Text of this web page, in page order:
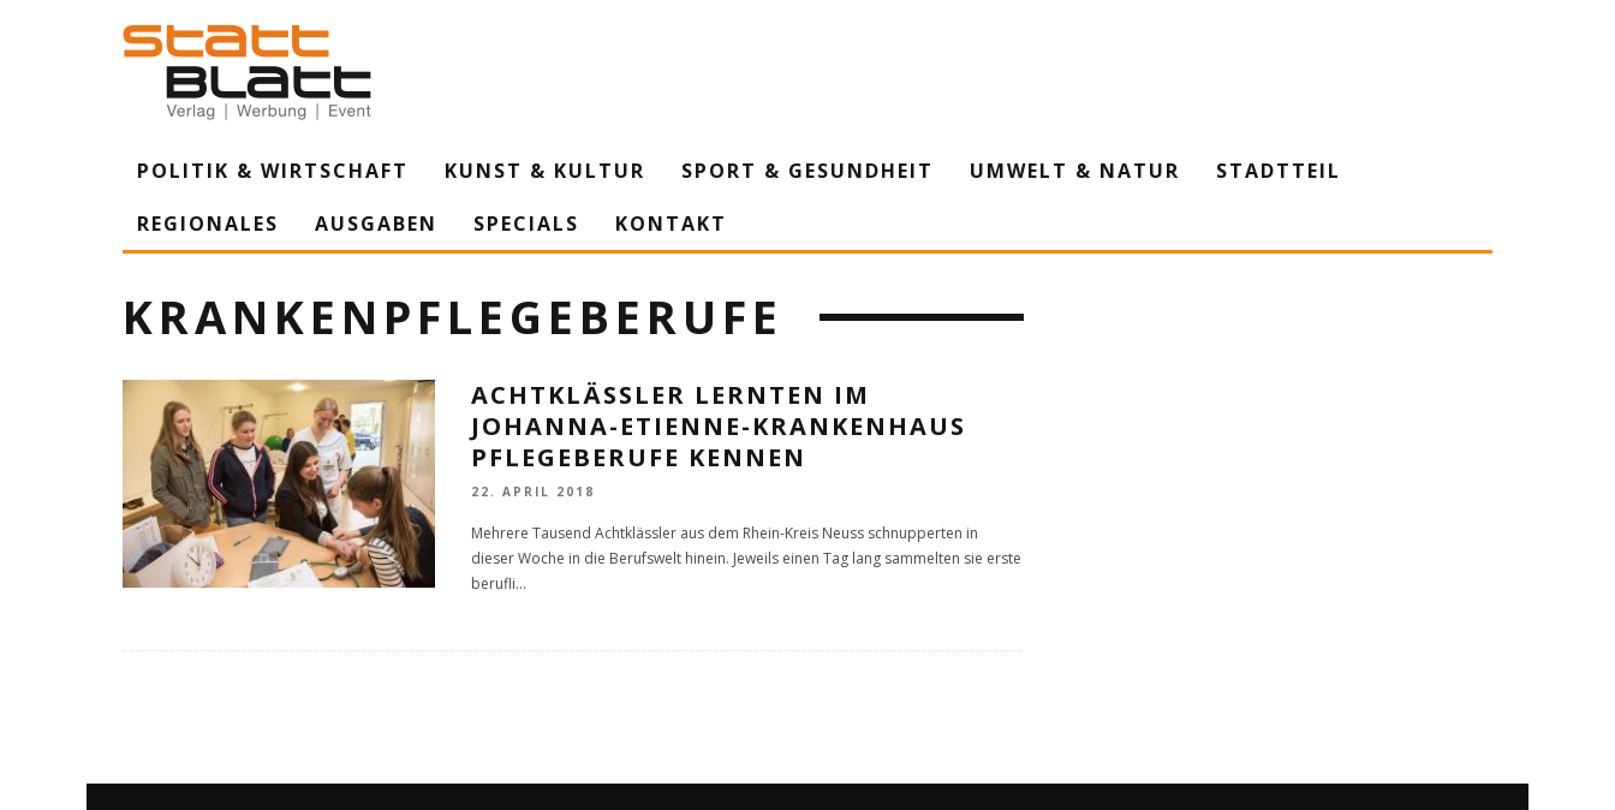
POLITIK & WIRTSCHAFT KUNST & KULTUR SPORT & GESUNDHEIT UMWELT & NATUR
STADTTEIL
REGIONALES
AUSGABEN SPECIALS KONTAKT
KRANKENPFLEGEBERUFE
ACHTKLÄSSLER LERNTEN IM
JOHANNA-ETIENNE-KRANKENHAUS
PFLEGEBERUFE KENNEN
22. APRIL 2018
Mehrere Tausend Achtklässler aus dem Rhein-Kreis Neuss schnupperten in
dieser Woche in die Berufswelt hinein. Jeweils einen Tag lang sammelten sie erste
berufli...